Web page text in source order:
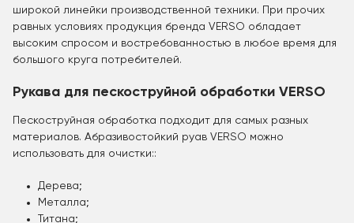
широкой линейки производственной техники. При прочих
равных условиях продукция бренда VERSO обладает
высоким спросом и востребованностью в любое время для
большого круга потребителей.
Рукава для пескоструйной обработки VERSO
Пескоструйная обработка подходит для самых разных
материалов. Абразивостойкий руав VERSO можно
использовать для очистки::
Дерева;
Металла;
Титана;